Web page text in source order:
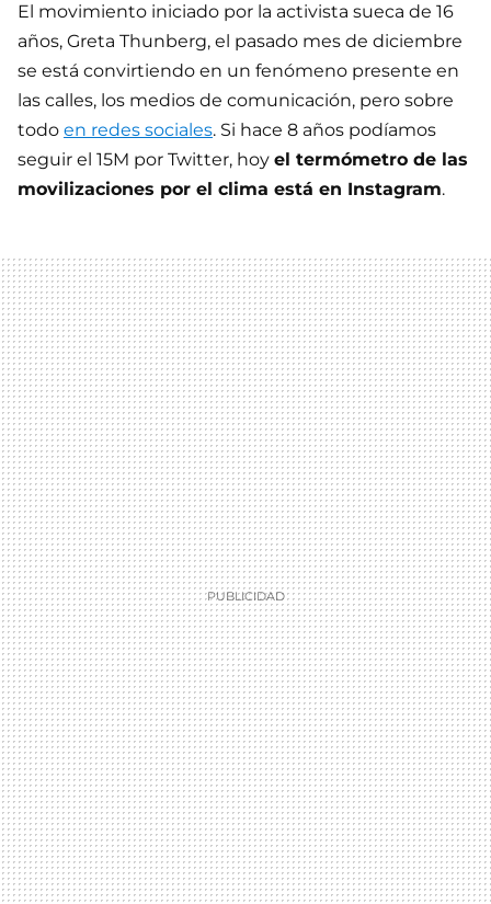
El movimiento iniciado por la activista sueca de 16
años, Greta Thunberg, el pasado mes de diciembre
se está convirtiendo en un fenómeno presente en
las calles, los medios de comunicación, pero sobre
todo en redes sociales. Si hace 8 años podíamos
seguir el 15M por Twitter, hoy el termómetro de las
movilizaciones por el clima está en Instagram.